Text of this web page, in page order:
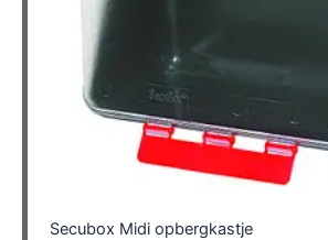
Secubox Midi opbergkastje